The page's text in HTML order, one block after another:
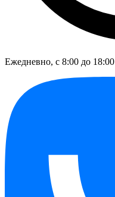
Ежедневно, с 8:00 до 18:00